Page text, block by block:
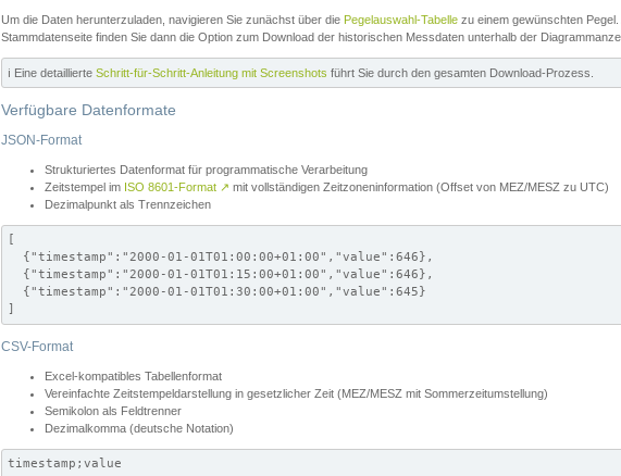
Um die Daten herunterzuladen, navigieren Sie zunächst über die Pegelauswahl-Tabelle zu einem gewünschten Pegel.
Stammdatenseite finden Sie dann die Option zum Download der historischen Messdaten unterhalb der
ℹ️ Eine detaillierte Schritt-für-Schritt-Anleitung mit Screenshots führt Sie durch den gesamten Download-Prozess.
Verfügbare Datenformate
JSON-Format
Strukturiertes Datenformat für programmatische Verarbeitung
Zeitstempel im ISO 8601-Format ↗ mit vollständigen Zeitzoneninformation (Offset von MEZ/MESZ zu UTC)
Dezimalpunkt als Trennzeichen
[
  {"timestamp":"2000-01-01T01:00:00+01:00","value":646},
  {"timestamp":"2000-01-01T01:15:00+01:00","value":646},
  {"timestamp":"2000-01-01T01:30:00+01:00","value":645}
]
CSV-Format
Excel-kompatibles Tabellenformat
Vereinfachte Zeitstempeldarstellung in gesetzlicher Zeit (MEZ/MESZ mit Sommerzeitumstellung)
Semikolon als Feldtrenner
Dezimalkomma (deutsche Notation)
timestamp;value